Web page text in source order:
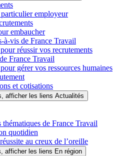
particulier employeur
embaucher
à-vis de France Travail
réussir vos recrutements
France Travail
gérer vos ressources humaines
et cotisations
afficher les liens Actualités
thématiques de France Travail
quotidien
au creux de l’oreille
afficher les liens En région